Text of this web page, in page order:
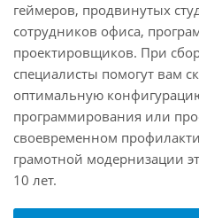
геймеров, продвинутых
сотрудников офиса,
проектировщиков. При
специалисты помогут вам
оптимальную
программирования или
своевременном
грамотной модернизации
10 лет.